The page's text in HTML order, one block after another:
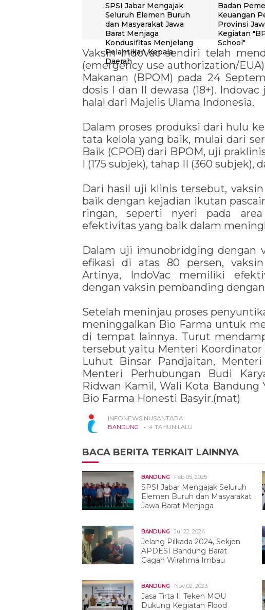
SPSI Jabar Mengajak
Seluruh Elemen Buruh
dan Masyarakat Jawa
Barat Menjaga
Kondusifitas Menjelang
Pelantikan Kepala
Daerah
Badan
Keuangan
Provinsi
Kegiatan
School"
Vaksin IndoVac sendiri telah
(emergency use authorization/
Makanan (BPOM) pada 24
dosis I dan II dewasa (18+).
halal dari Majelis Ulama Indonesia.
Dalam proses produksi dari hulu
tata kelola yang baik, mulai dari
Baik (CPOB) dari BPOM, uji
I (175 subjek), tahap II (360 subjek),
Dari hasil uji klinis tersebut,
baik dengan kejadian ikutan
ringan, seperti nyeri pada
efektivitas yang baik dalam
Dalam uji imunobridging dengan
efikasi di atas 80 persen,
Artinya, IndoVac memiliki
dengan vaksin pembanding
Setelah meninjau proses
meninggalkan Bio Farma untuk
di tempat lainnya. Turut
tersebut yaitu Menteri
Luhut Binsar Pandjaitan,
Menteri Perhubungan Budi
Ridwan Kamil, Wali Kota Bandung
Bio Farma Honesti Basyir.(mat)
INFONEWS NUSANTARA
BANDUNG - 4 TAHUN LALU
BACA BERITA TERKAIT LAINNYA
BANDUNG Feb 05, 2025
SPSI Jabar Mengajak Seluruh
Elemen Buruh dan Masyarakat
Jawa Barat Menjaga
Daerah
BANDUNG Jul 22, 2024
Jelang Pilkada 2024, Sekjen
APDESI Bandung Barat
Gagan Wirahma Imbau
BANDUNG Nov 02, 2023
Jasa Tirta II Teken MOU
Dukung Kegiatan Flood